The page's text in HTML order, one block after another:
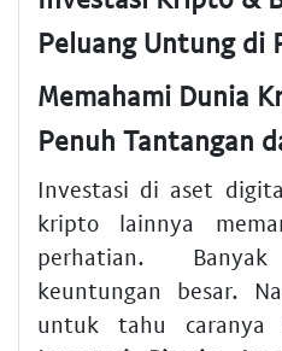
Peluang Untung di
Memahami Dunia
Penuh Tantangan
Investasi di aset
kripto lainnya
perhatian.
keuntungan besar.
untuk tahu caranya